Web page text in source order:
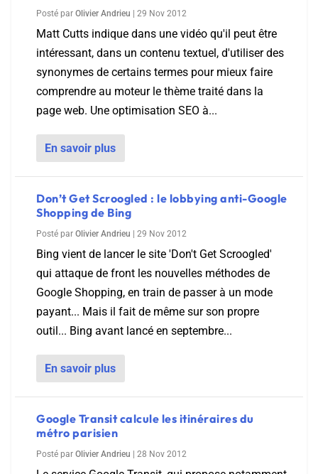
Posté par Olivier Andrieu 29 Nov 2012
Matt Cutts indique dans une vidéo qu'il peut être
intéressant, dans un contenu textuel, d'utiliser des
synonymes de certains termes pour mieux faire
comprendre au moteur le thème traité dans la
page web. Une optimisation SEO à...
En savoir plus
Don’t Get Scroogled : le lobbying anti-Google
Shopping de Bing
Posté par Olivier Andrieu 29 Nov 2012
Bing vient de lancer le site 'Don't Get Scroogled'
qui attaque de front les nouvelles méthodes de
Google Shopping, en train de passer à un mode
payant... Mais il fait de même sur son propre
outil... Bing avant lancé en septembre...
En savoir plus
Google Transit calcule les itinéraires du
métro parisien
Posté par Olivier Andrieu 28 Nov 2012